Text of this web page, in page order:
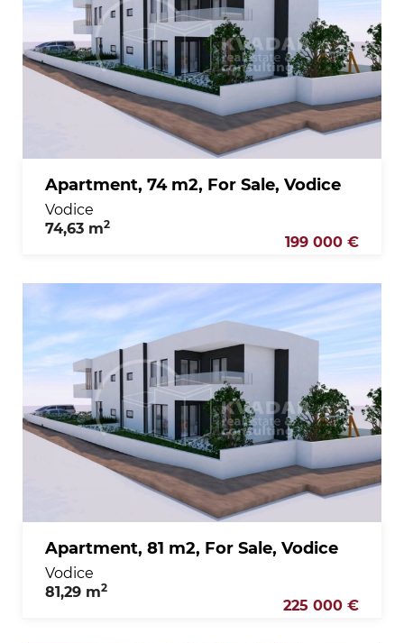
Apartment, 74 m2, For Sale, Vodice
Vodice
74,63 m2
199 000 €
Apartment, 81 m2, For Sale, Vodice
Vodice
81,29 m2
225 000 €